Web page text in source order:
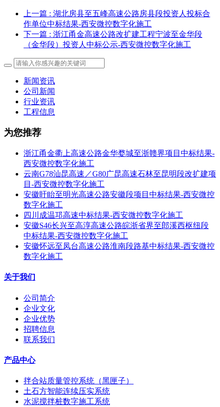
上一篇 : 湖北房县至五峰高速公路房县段投资人投标合
作单位中标结果-西安微控数字化施工
下一篇 : 浙江甬金高速公路改扩建工程宁波至金华段
（金华段）投资人中标公示-西安微控数字化施工
新闻资讯
公司新闻
行业资讯
工程信息
为您推荐
浙江甬金衢上高速公路金华婺城至浙赣界项目中标结果-
西安微控数字化施工
云南G78汕昆高速／G80广昆高速石林至昆明段改扩建项
目-西安微控数字化施工
安徽盱眙至明光高速公路安徽段项目中标结果-西安微控
数字化施工
四川成温邛高速中标结果-西安微控数字化施工
安徽S46长兴至高淳高速公路皖浙省界至郎溪西枢纽段
中标结果-西安微控数字化施工
安徽怀远至凤台高速公路淮南段路基中标结果-西安微控
数字化施工
关于我们
公司简介
企业文化
企业优势
招聘信息
联系我们
产品中心
拌合站质量管控系统（黑匣子）
土石方智能连续压实系统
水泥搅拌桩数字施工系统